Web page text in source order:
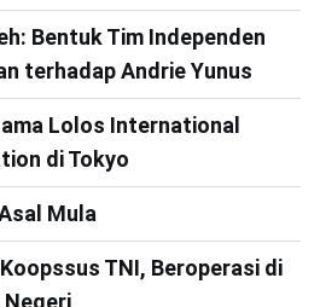
Bentuk Tim Independen
terhadap Andrie Yunus
Lolos International
di Tokyo
Mula
TNI, Beroperasi di
Negeri